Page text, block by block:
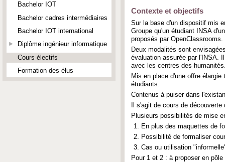
Contexte et objectifs
Sur la base d'un dispositif mis
Groupe qu'un étudiant INSA
proposés par OpenClassrooms.
Deux modalités sont
évaluation assurée par l'INSA.
avec les centres des
Mis en place d'une offre
étudiants.
Contenus à puiser dans
Il s'agit de cours de découverte
Plusieurs possibilités de mise
En plus des maquettes de
Possibilité de formaliser
Cas ou utilisation
Pour 1 et 2 : à proposer en pôle
Bachelor IOT
Bachelor cadres intermédiaires
Bachelor IOT international
Diplôme ingénieur informatique
Cours électifs
Formation des élus